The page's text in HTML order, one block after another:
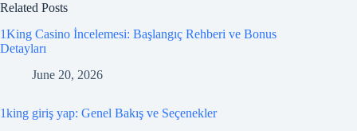
Related Posts
1King Casino İncelemesi: Başlangıç Rehberi ve Bonus
Detayları
June 20, 2026
1king giriş yap: Genel Bakış ve Seçenekler